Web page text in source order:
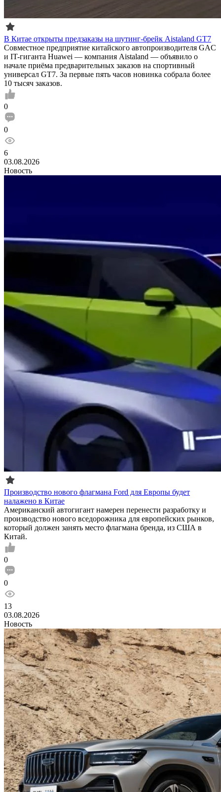
В Китае открыты предзаказы на шутинг-брейк Aistaland GT7
Совместное предприятие китайского автопроизводителя GAC
и IT-гиганта Huawei — компания Aistaland — объявило о
начале приёма предварительных заказов на спортивный
универсал GT7. За первые пять часов новинка собрала более
10 тысяч заказов.
0
0
6
03.08.2026
Новость
Производство нового флагмана Ford для Европы будет
налажено в Китае
Американский автогигант намерен перенести разработку и
производство нового вседорожника для европейских рынков,
который должен занять место флагмана бренда, из США в
Китай.
0
0
13
03.08.2026
Новость